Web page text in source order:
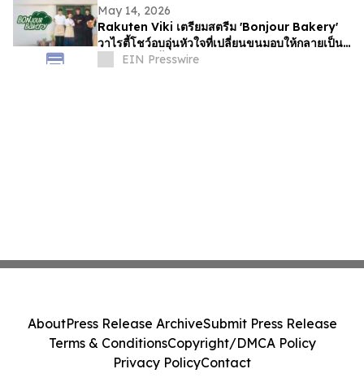
May 14, 2026
Rakuten Viki เตรียมสตรีม 'Bonjour Bakery'
วาไรตี้โชว์อบอุ่นหัวใจที่เปลี่ยนขนมอบให้กลายเป็น
เรื่องราวสุดซึ้งของชีวิต
EIN Presswire
AboutPress Release ArchiveSubmit Press Release
Terms & ConditionsCopyright/DMCA Policy
Privacy PolicyContact